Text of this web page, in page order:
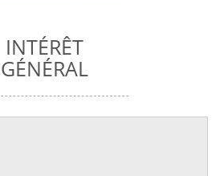
INTÉRÊT
GÉNÉRAL